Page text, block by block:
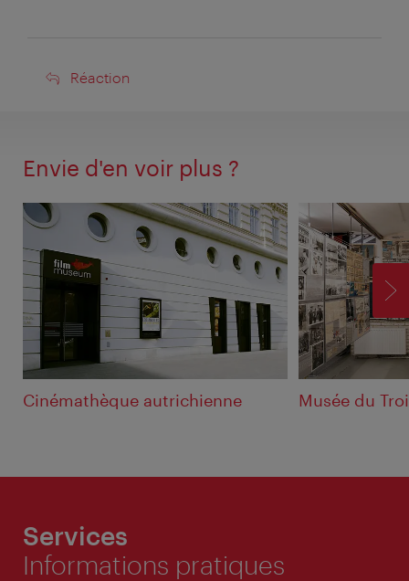
Réaction
Réaction
Envie d'en voir plus ?
Cinémathèque autrichienne Musée du
Services
Informations pratiques